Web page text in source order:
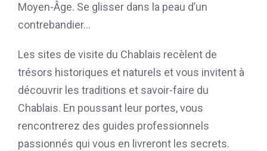
Moyen-Âge. Se glisser dans la peau d’un
contrebandier…
Les sites de visite du Chablais recèlent de
trésors historiques et naturels et vous invitent à
découvrir les traditions et savoir-faire du
Chablais. En poussant leur portes, vous
rencontrerez des guides professionnels
passionnés qui vous en livreront les secrets.